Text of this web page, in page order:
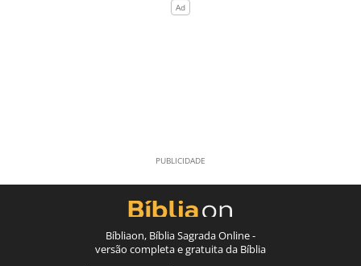
Bíbliaon, Bíblia Sagrada Online -
versão completa e gratuita da Bíblia